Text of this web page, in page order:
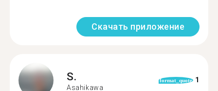
Скачать приложение
S.
Asahikawa
format_quote 1